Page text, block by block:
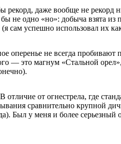
даже вообще не рекорд
не одно «но»: добыча взята
сам успешно использовал их
оперенье не всегда
— это магнум «Стальной
от огнестрела, где
сравнительно крупной
Был у меня и более